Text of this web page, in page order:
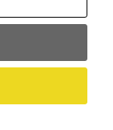
Lien Linkedin